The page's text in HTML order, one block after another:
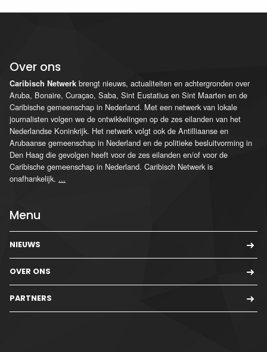
Over ons
Caribisch Netwerk brengt nieuws, actualiteiten en achtergronden over
Aruba, Bonaire, Curaçao, Saba, Sint Eustatius en Sint Maarten en de
Caribische gemeenschap in Nederland. Met een netwerk van lokale
journalisten volgen we de ontwikkelingen op de zes eilanden van het
Nederlandse Koninkrijk. Het netwerk volgt ook de Antilliaanse en
Arubaanse gemeenschap in Nederland en de politieke besluitvorming in
Den Haag die gevolgen heeft voor de zes eilanden en/of voor de
Caribische gemeenschap in Nederland. Caribisch Netwerk is
onafhankelijk. ...
Menu
NIEUWS
OVER ONS
PARTNERS